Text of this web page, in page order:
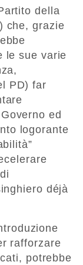
della
che, grazie
le sue varie
PD) far
ed
logorante
déjà
rafforzare
potrebbe